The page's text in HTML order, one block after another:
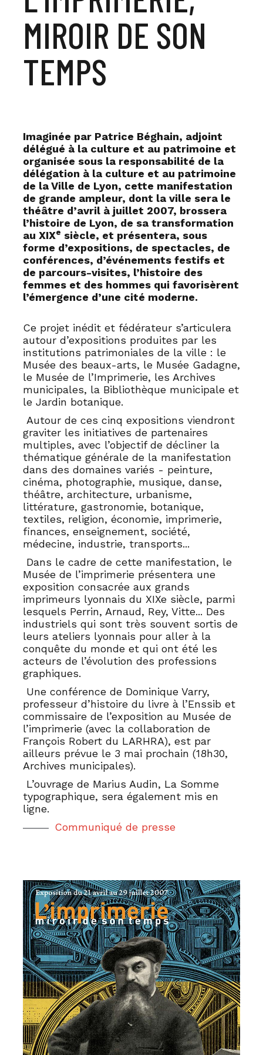
MIROIR DE SON
TEMPS
Imaginée par Patrice Béghain, adjoint
délégué à la culture et au patrimoine et
organisée sous la responsabilité de la
délégation à la culture et au patrimoine
de la Ville de Lyon, cette manifestation
de grande ampleur, dont la ville sera le
théâtre d’avril à juillet 2007, brossera
l’histoire de Lyon, de sa transformation
au XIXe siècle, et présentera, sous
forme d’expositions, de spectacles, de
conférences, d’événements festifs et
de parcours-visites, l’histoire des
femmes et des hommes qui favorisèrent
l’émergence d’une cité moderne.
Ce projet inédit et fédérateur s’articulera
autour d’expositions produites par les
institutions patrimoniales de la ville : le
Musée des beaux-arts, le Musée Gadagne,
le Musée de l’Imprimerie, les Archives
municipales, la Bibliothèque municipale et
le Jardin botanique.
Autour de ces cinq expositions viendront
graviter les initiatives de partenaires
multiples, avec l’objectif de décliner la
thématique générale de la manifestation
dans des domaines variés - peinture,
cinéma, photographie, musique, danse,
théâtre, architecture, urbanisme,
littérature, gastronomie, botanique,
textiles, religion, économie, imprimerie,
finances, enseignement, société,
médecine, industrie, transports...
Dans le cadre de cette manifestation, le
Musée de l’imprimerie présentera une
exposition consacrée aux grands
imprimeurs lyonnais du XIXe siècle, parmi
lesquels Perrin, Arnaud, Rey, Vitte... Des
industriels qui sont très souvent sortis de
leurs ateliers lyonnais pour aller à la
conquête du monde et qui ont été les
acteurs de l’évolution des professions
graphiques.
Une conférence de Dominique Varry,
professeur d’histoire du livre à l’Enssib et
commissaire de l’exposition au Musée de
l’imprimerie (avec la collaboration de
François Robert du LARHRA), est par
ailleurs prévue le 3 mai prochain (18h30,
Archives municipales).
L’ouvrage de Marius Audin, La Somme
typographique, sera également mis en
ligne.
Communiqué de presse